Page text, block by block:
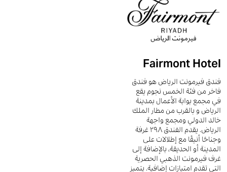
Fairmont Hotel
فندق فيرمونت الرياض هو فندق
فاخر من فئة الخمس نجوم يقع
في مجمع بوابة الأعمال بمدينة
الرياض و بالقرب من مطار الملك
خالد الدولي ومجمع واجهة
الرياض. يقدم الفندق ٢٩٨ غرفة
وجناحًا أنيقًا مع إطلالات على
المدينة أو الحديقة، بالإضافة إلى
غرف فيرمونت الذهبي الحصرية
التي تقدم امتيازات إضافية. يتميز